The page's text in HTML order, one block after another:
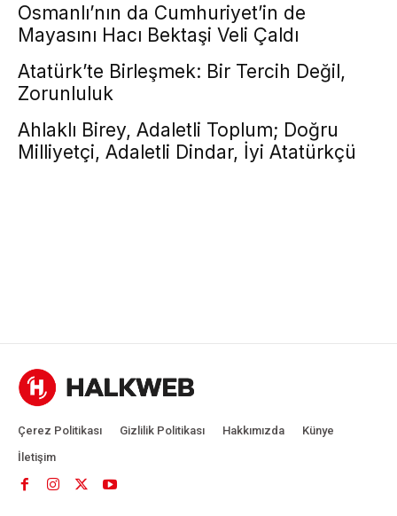
Osmanlı’nın da Cumhuriyet’in de
Mayasını Hacı Bektaşi Veli Çaldı
Atatürk’te Birleşmek: Bir Tercih Değil,
Zorunluluk
Ahlaklı Birey, Adaletli Toplum; Doğru
Milliyetçi, Adaletli Dindar, İyi Atatürkçü
Çerez Politikası Gizlilik Politikası Hakkımızda
Künye
İletişim